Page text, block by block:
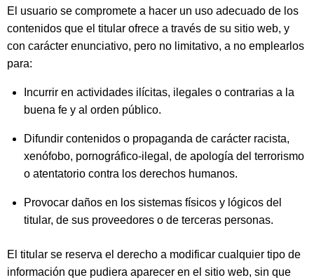
El usuario se compromete a hacer un uso adecuado de los
contenidos que el titular ofrece a través de su sitio web, y
con carácter enunciativo, pero no limitativo, a no emplearlos
para:
Incurrir en actividades ilícitas, ilegales o contrarias a la
buena fe y al orden público.
Difundir contenidos o propaganda de carácter racista,
xenófobo, pornográfico-ilegal, de apología del terrorismo
o atentatorio contra los derechos humanos.
Provocar daños en los sistemas físicos y lógicos del
titular, de sus proveedores o de terceras personas.
El titular se reserva el derecho a modificar cualquier tipo de
información que pudiera aparecer en el sitio web, sin que